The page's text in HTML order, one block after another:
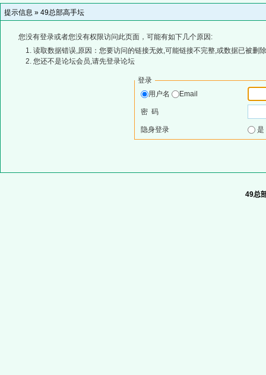
提示信息 » 49总部高手坛
您没有登录或者您没有权限访问此页面，可能有如下几个原因:
读取数据错误,原因：您要访问的链接无效,可能链接不完整,或数据已被删
您还不是论坛会员,请先登录论坛
登录
用户名
Email
密 码
隐身登录
49总